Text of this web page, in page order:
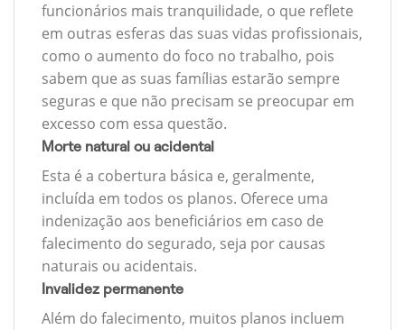
funcionários mais tranquilidade, o que reflete
em outras esferas das suas vidas profissionais,
como o aumento do foco no trabalho, pois
sabem que as suas famílias estarão sempre
seguras e que não precisam se preocupar em
excesso com essa questão.
Morte natural ou acidental
Esta é a cobertura básica e, geralmente,
incluída em todos os planos. Oferece uma
indenização aos beneficiários em caso de
falecimento do segurado, seja por causas
naturais ou acidentais.
Invalidez permanente
Além do falecimento, muitos planos incluem